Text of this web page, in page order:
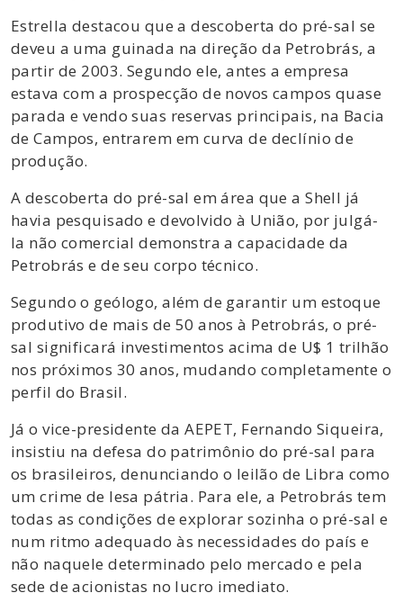
Estrella destacou que a descoberta do pré-sal se
deveu a uma guinada na direção da Petrobrás, a
partir de 2003. Segundo ele, antes a empresa
estava com a prospecção de novos campos quase
parada e vendo suas reservas principais, na Bacia
de Campos, entrarem em curva de declínio de
produção.
A descoberta do pré-sal em área que a Shell já
havia pesquisado e devolvido à União, por julgá-
la não comercial demonstra a capacidade da
Petrobrás e de seu corpo técnico.
Segundo o geólogo, além de garantir um estoque
produtivo de mais de 50 anos à Petrobrás, o pré-
sal significará investimentos acima de U$ 1 trilhão
nos próximos 30 anos, mudando completamente o
perfil do Brasil.
Já o vice-presidente da AEPET, Fernando Siqueira,
insistiu na defesa do patrimônio do pré-sal para
os brasileiros, denunciando o leilão de Libra como
um crime de lesa pátria. Para ele, a Petrobrás tem
todas as condições de explorar sozinha o pré-sal e
num ritmo adequado às necessidades do país e
não naquele determinado pelo mercado e pela
sede de acionistas no lucro imediato.